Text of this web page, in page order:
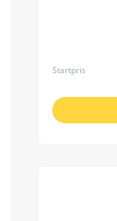
Startpris